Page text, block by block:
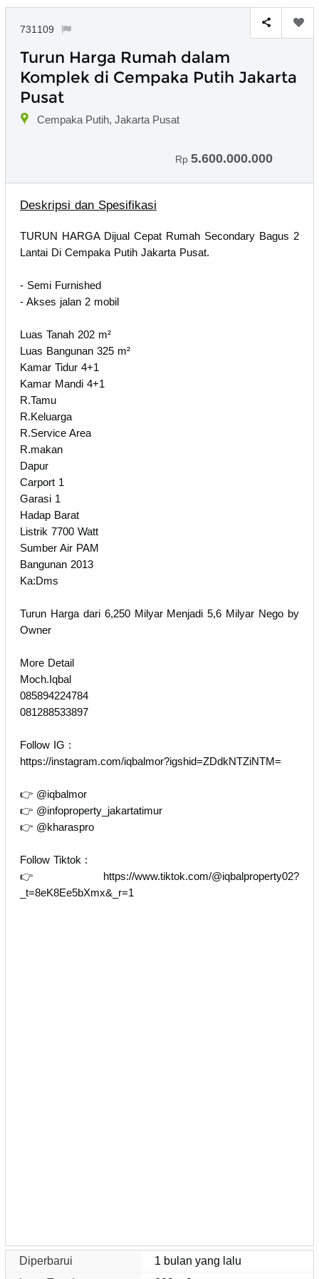
731109
Turun Harga Rumah dalam
Komplek di Cempaka Putih Jakarta
Pusat
Cempaka Putih, Jakarta Pusat
Rp 5.600.000.000
Deskripsi dan Spesifikasi
TURUN HARGA Dijual Cepat Rumah Secondary Bagus 2
Lantai Di Cempaka Putih Jakarta Pusat.
- Semi Furnished
- Akses jalan 2 mobil
Luas Tanah 202 m²
Luas Bangunan 325 m²
Kamar Tidur 4+1
Kamar Mandi 4+1
R.Tamu
R.Keluarga
R.Service Area
R.makan
Dapur
Carport 1
Garasi 1
Hadap Barat
Listrik 7700 Watt
Sumber Air PAM
Bangunan 2013
Ka:Dms
Turun Harga dari 6,250 Milyar Menjadi 5,6 Milyar Nego by
Owner
More Detail
Moch.Iqbal
085894224784
081288533897
Follow IG :
https://instagram.com/iqbalmor?igshid=ZDdkNTZiNTM=
👉 @iqbalmor
👉 @infoproperty_jakartatimur
👉 @kharaspro
Follow Tiktok :
👉 https://www.tiktok.com/@iqbalproperty02?
_t=8eK8Ee5bXmx&_r=1
Diperbarui
1 bulan yang lalu